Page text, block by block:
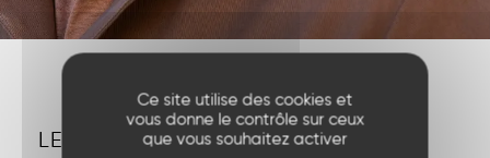
Ce site utilise des cookies et
vous donne le contrôle sur ceux
que vous souhaitez activer
LES VALEURS